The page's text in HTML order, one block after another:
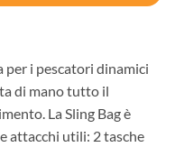
per i pescatori dinamici
di mano tutto il
La Sling Bag è
attacchi utili: 2 tasche